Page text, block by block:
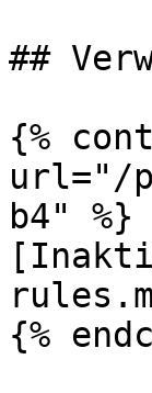
##
{%
url="/
b4" %}
{%